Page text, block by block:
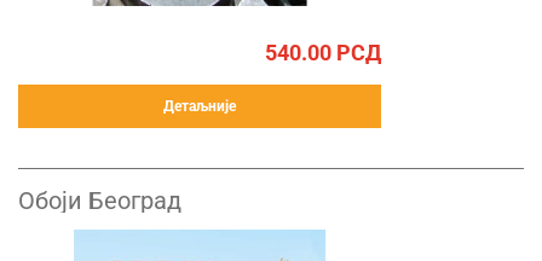
540.00 РСД
Детаљније
Обоји Београд